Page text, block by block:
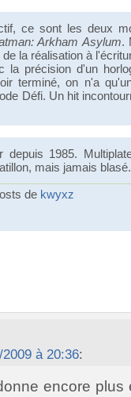
ce sont les deux
Arkham Asylum.
la réalisation à
la précision d'un
terminé, on n'a
Défi. Un hit
depuis 1985.
mais jamais blasé.
de kwyxz
2009 à 20:36:
encore plus